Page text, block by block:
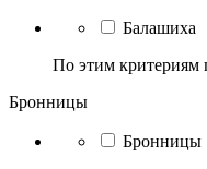
Балашиха
По этим критериям
Бронницы
Бронницы